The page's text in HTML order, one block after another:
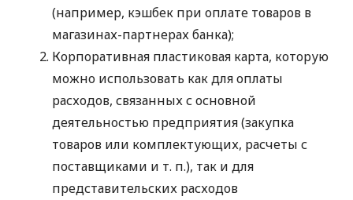
(например, кэшбек при оплате товаров в
магазинах-партнерах банка);
Корпоративная пластиковая карта, которую
можно использовать как для оплаты
расходов, связанных с основной
деятельностью предприятия (закупка
товаров или комплектующих, расчеты с
поставщиками и т. п.), так и для
представительских расходов